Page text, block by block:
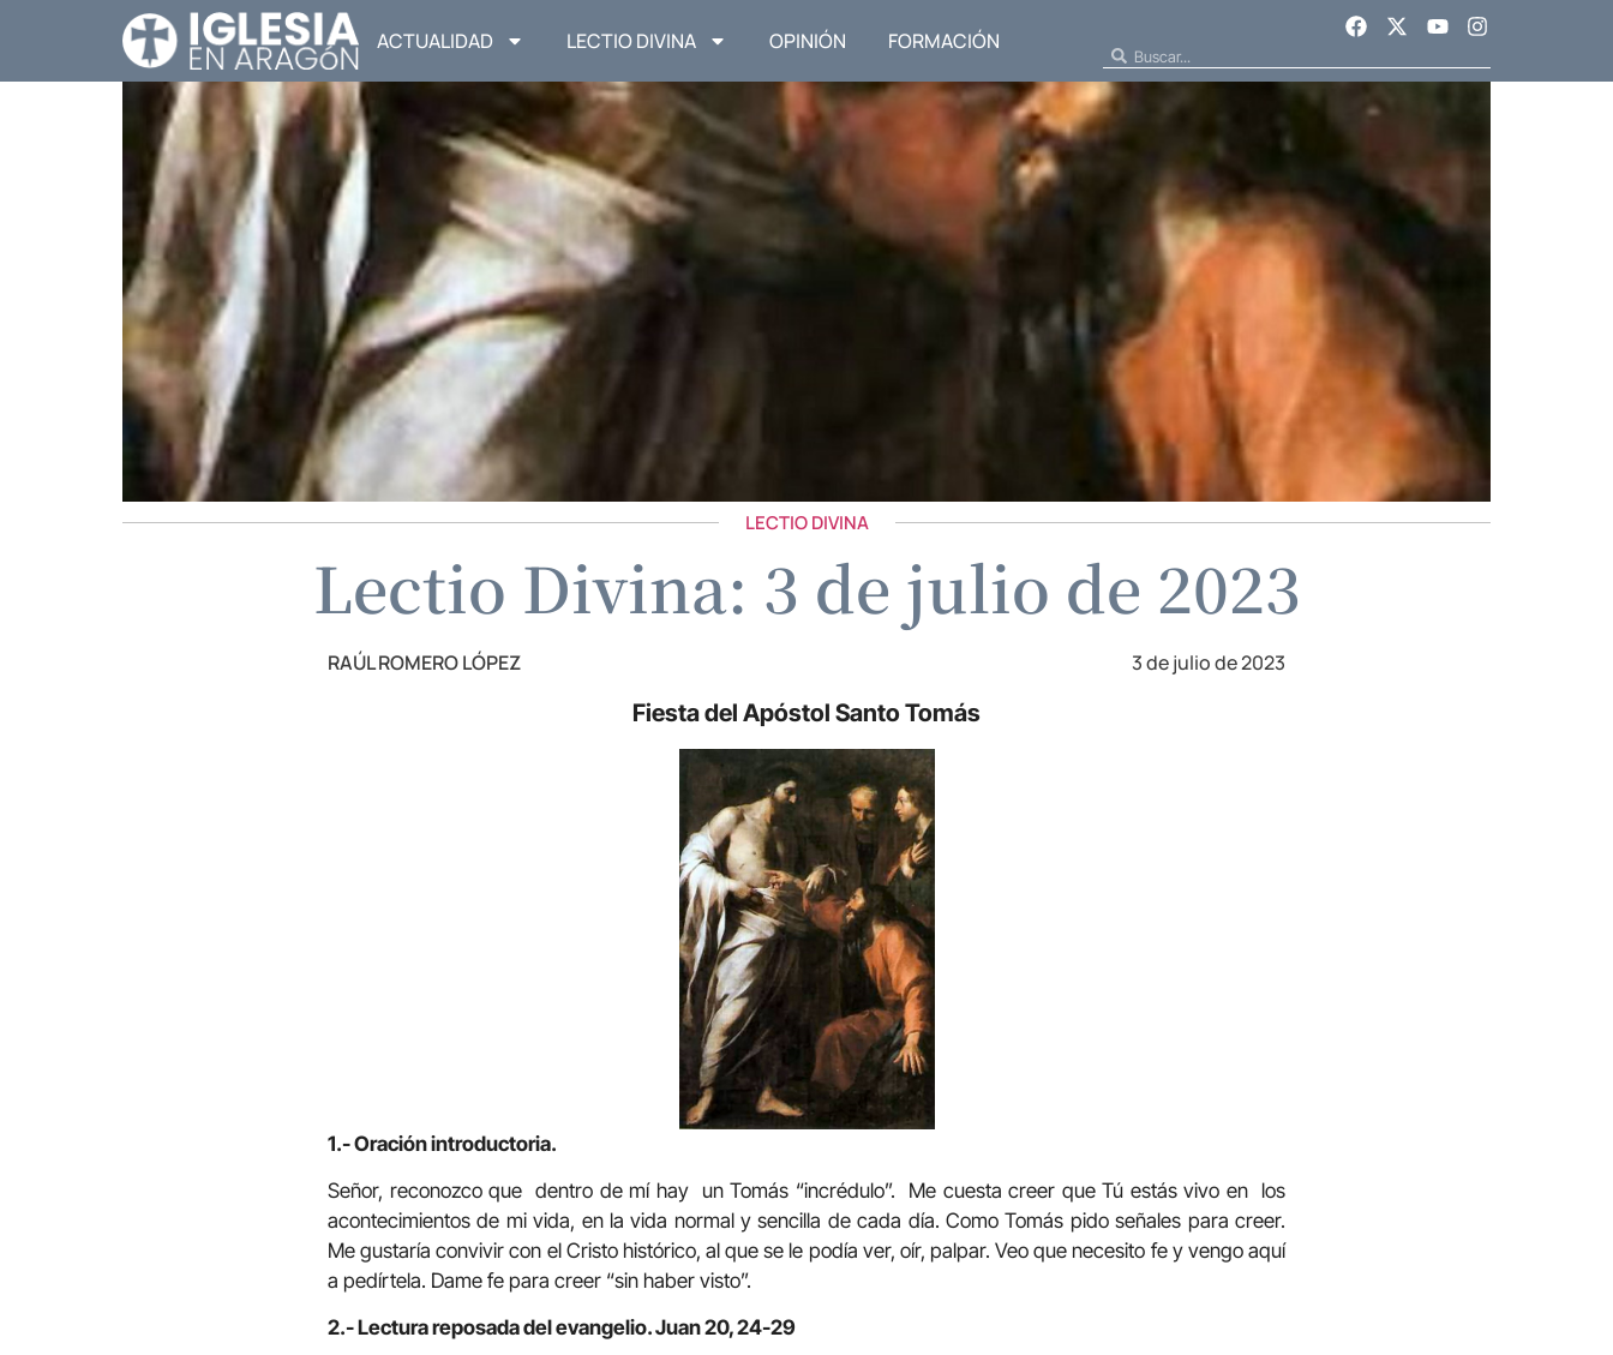
ACTUALIDAD LECTIO DIVINA OPINIÓN FORMACIÓN
LECTIO DIVINA
Lectio Divina: 3 de julio de 2023
RAÚL ROMERO LÓPEZ 3 de julio de 2023
Fiesta del Apóstol Santo Tomás
1.- Oración introductoria.
Señor, reconozco que dentro de mí hay un Tomás “incrédulo”. Me cuesta creer que Tú estás vivo en los
acontecimientos de mi vida, en la vida normal y sencilla de cada día. Como Tomás pido señales para creer.
Me gustaría convivir con el Cristo histórico, al que se le podía ver, oír, palpar. Veo que necesito fe y vengo aquí
a pedírtela. Dame fe para creer “sin haber visto”.
2.- Lectura reposada del evangelio. Juan 20, 24-29